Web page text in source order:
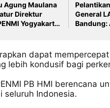
Agung Maulana
Direktur
Yogyakarta
General
Bandung:
dapat
lebih kondusif bagi
PB HMI berencana
seluruh Indonesia.